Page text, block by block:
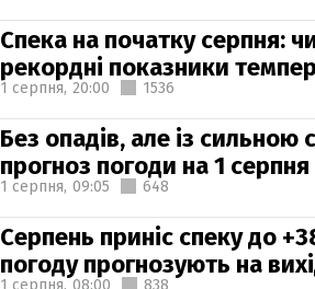
Спека на початку серпня:
рекордні показники
1 серпня, 20:00 1536
Без опадів, але із сильною
прогноз погоди на 1 серпня
1 серпня, 09:05 648
Серпень приніс спеку до
погоду прогнозують на
1 серпня, 08:00 838